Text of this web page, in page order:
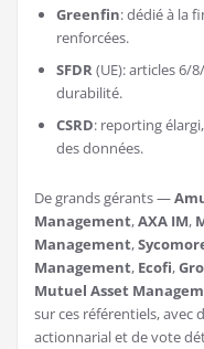
Greenfin: dédié à la
renforcées.
SFDR(UE): articles 6/
durabilité.
CSRD: reporting
des données.
De grands gérants —
Management,AXA IM,
Management,
Management, Ecofi,
Mutuel Asset
sur ces référentiels, avec
actionnarial et de vote